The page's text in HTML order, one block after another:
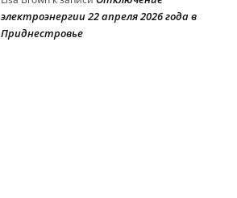
электроэнергии 22 апреля 2026 года в
Приднестровье